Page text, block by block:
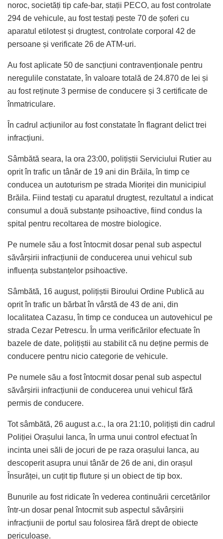
noroc, societăți tip cafe-bar, stații PECO, au fost controlate
294 de vehicule, au fost testați peste 70 de șoferi cu
aparatul etilotest și drugtest, controlate corporal 42 de
persoane și verificate 26 de ATM-uri.
Au fost aplicate 50 de sancțiuni contravenționale pentru
neregulile constatate, în valoare totală de 24.870 de lei și
au fost reținute 3 permise de conducere și 3 certificate de
înmatriculare.
În cadrul acțiunilor au fost constatate în flagrant delict trei
infracțiuni.
Sâmbătă seara, la ora 23:00, polițiștii Serviciului Rutier au
oprit în trafic un tânăr de 19 ani din Brăila, în timp ce
conducea un autoturism pe strada Mioriței din municipiul
Brăila. Fiind testați cu aparatul drugtest, rezultatul a indicat
consumul a două substanțe psihoactive, fiind condus la
spital pentru recoltarea de mostre biologice.
Pe numele său a fost întocmit dosar penal sub aspectul
săvârșirii infracțiunii de conducerea unui vehicul sub
influența substanțelor psihoactive.
Sâmbătă, 16 august, polițiștii Biroului Ordine Publică au
oprit în trafic un bărbat în vârstă de 43 de ani, din
localitatea Cazasu, în timp ce conducea un autovehicul pe
strada Cezar Petrescu. În urma verificărilor efectuate în
bazele de date, polițiștii au stabilit că nu deține permis de
conducere pentru nicio categorie de vehicule.
Pe numele său a fost întocmit dosar penal sub aspectul
săvârșirii infracțiunii de conducerea unui vehicul fără
permis de conducere.
Tot sâmbătă, 26 august a.c., la ora 21:10, polițiști din cadrul
Poliției Orașului Ianca, în urma unui control efectuat în
incinta unei săli de jocuri de pe raza orașului Ianca, au
descoperit asupra unui tânăr de 26 de ani, din orașul
Însurăței, un cuțit tip fluture și un obiect de tip box.
Bunurile au fost ridicate în vederea continuării cercetărilor
într-un dosar penal întocmit sub aspectul săvârșirii
infracțiunii de portul sau folosirea fără drept de obiecte
periculoase.